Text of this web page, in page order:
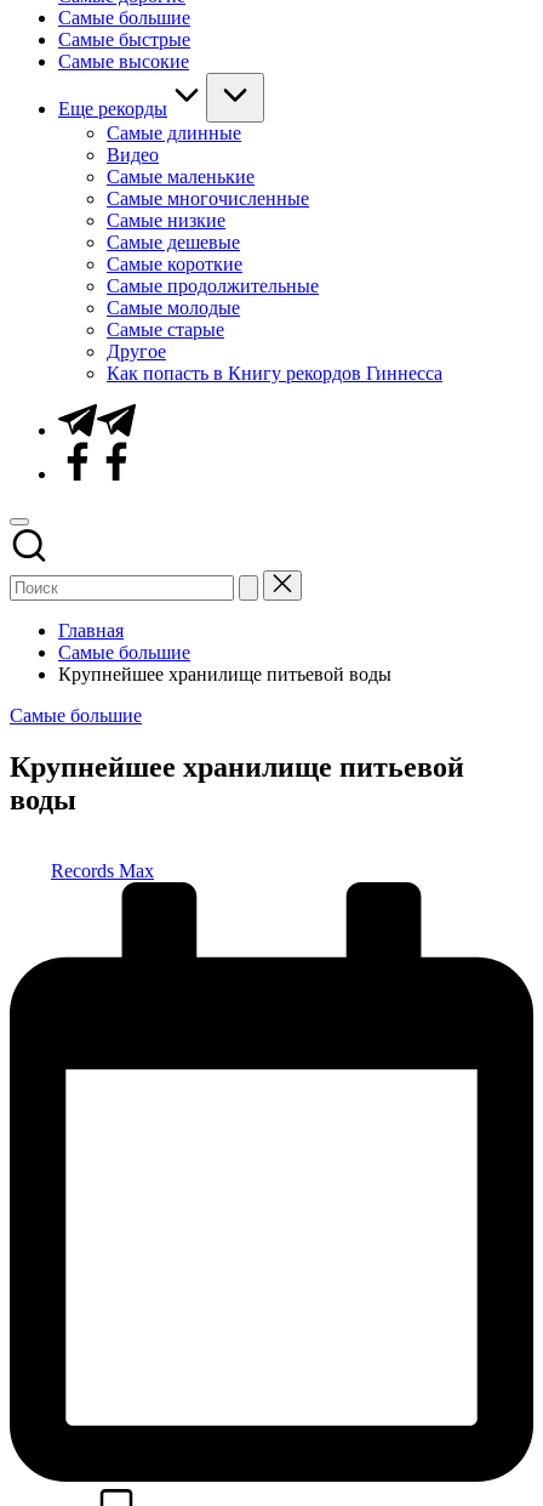
Самые большие
Самые быстрые
Самые высокие
Еще рекорды
Самые длинные
Видео
Самые маленькие
Самые многочисленные
Самые низкие
Самые дешевые
Самые короткие
Самые продолжительные
Самые молодые
Самые старые
Другое
Как попасть в Книгу рекордов Гиннесса
Telegram
Facebook
Главная
Самые большие
Крупнейшее хранилище питьевой воды
Опубликовано
Самые большие
Крупнейшее хранилище питьевой
воды
Records Max